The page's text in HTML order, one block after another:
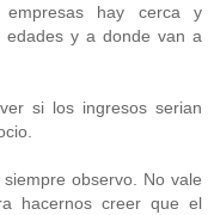
empresas hay cerca y
edades y a donde van a
si los ingresos serian
observo. No vale
hacernos creer que el